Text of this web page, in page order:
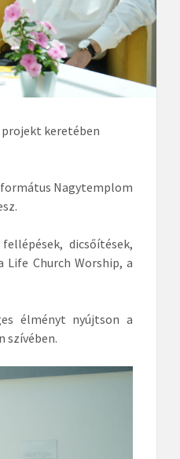
projekt keretében
Nagytemplom
dicsőítések,
Church Worship, a
élményt nyújtson a
szívében.